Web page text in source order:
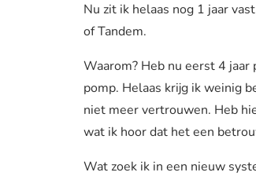
Nu zit ik helaas nog 1 jaar
of Tandem.
Waarom? Heb nu eerst 4
pomp. Helaas krijg ik weinig
niet meer vertrouwen. Heb
wat ik hoor dat het een
Wat zoek ik in een nieuw